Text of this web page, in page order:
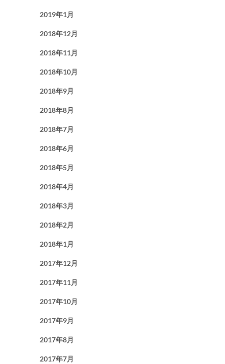
2019年1月
2018年12月
2018年11月
2018年10月
2018年9月
2018年8月
2018年7月
2018年6月
2018年5月
2018年4月
2018年3月
2018年2月
2018年1月
2017年12月
2017年11月
2017年10月
2017年9月
2017年8月
2017年7月